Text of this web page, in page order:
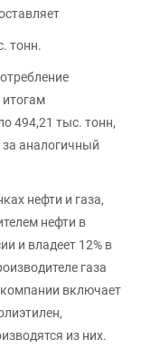
тонн.
итогам
494,21 тыс. тонн,
за аналогичный
нефти и газа,
нефти в
и владеет 12% в
газа
включает
из них.